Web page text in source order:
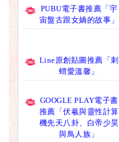
PUBU電子書推薦「宇
宙盤古跟女媧的故事」
Line原創貼圖推薦「刺
蝟愛溫馨」
GOOGLE PLAY電子書
推薦「伏羲與靈性計算
機先天八卦、白帝少昊
與鳥人族」